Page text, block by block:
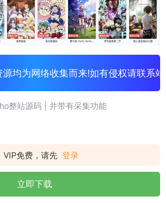
源均为网络收集而来!如有侵权请联系
整站源码 | 并带有采集功能
VIP免费，请先 登录
立即下载